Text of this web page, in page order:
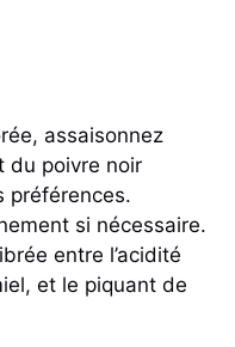
assaisonnez
du poivre noir
préférences.
si nécessaire.
entre l’acidité
et le piquant de